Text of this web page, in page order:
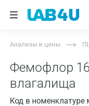
Анализы и цены
Фемофлор
влагалища
Код в номенклатуре